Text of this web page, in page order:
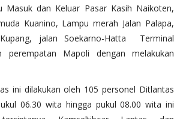
Masuk dan Keluar Pasar Kasih Naikoten,
Kuanino, Lampu merah Jalan Palapa,
jalan Soekarno-Hatta Terminal
perempatan Mapoli dengan melakukan
ini dilakukan oleh 105 personel Ditlantas
06.30 wita hingga pukul 08.00 wita ini